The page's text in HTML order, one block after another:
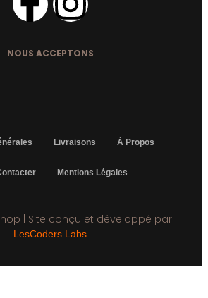
NOUS ACCEPTONS
Livraisons À Propos
Mentions Légales
| Site conçu et développé par
LesCoders Labs